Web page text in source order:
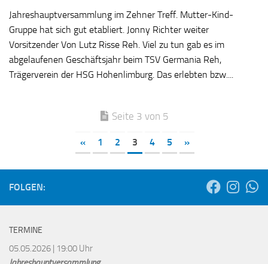
Jahreshauptversammlung im Zehner Treff. Mutter-Kind-
Gruppe hat sich gut etabliert. Jonny Richter weiter
Vorsitzender Von Lutz Risse Reh. Viel zu tun gab es im
abgelaufenen Geschäftsjahr beim TSV Germania Reh,
Trägerverein der HSG Hohenlimburg. Das erlebten bzw....
Seite 3 von 5
« 1 2 3 4 5 »
FOLGEN:
TERMINE
05.05.2026 | 19:00 Uhr